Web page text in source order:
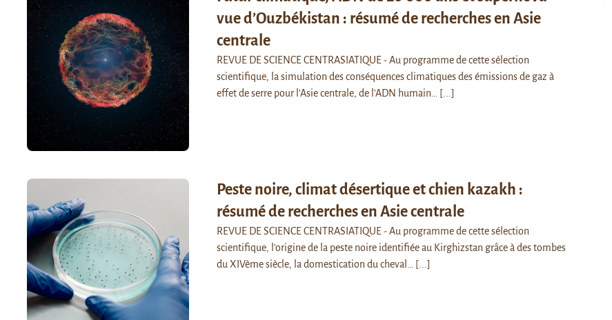
vue d’Ouzbékistan : résumé de recherches en Asie
centrale
REVUE DE SCIENCE CENTRASIATIQUE - Au programme de cette sélection
scientifique, la simulation des conséquences climatiques des émissions de gaz à
effet de serre pour l'Asie centrale, de l'ADN humain…
[...]
Peste noire, climat désertique et chien kazakh :
résumé de recherches en Asie centrale
REVUE DE SCIENCE CENTRASIATIQUE - Au programme de cette sélection
scientifique, l’origine de la peste noire identifiée au Kirghizstan grâce à des tombes
du XIVème siècle, la domestication du cheval…
[...]